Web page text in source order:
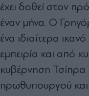
έχει δοθεί στον
έναν μήνα. Ο
ένα ιδιαίτερα
εμπειρία και από
κυβέρνηση Τσίπρα
πρωθυπουργού και